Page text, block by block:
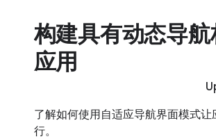
构建具有动态导
应用
了解如何使用自适应导航界面模式
行。